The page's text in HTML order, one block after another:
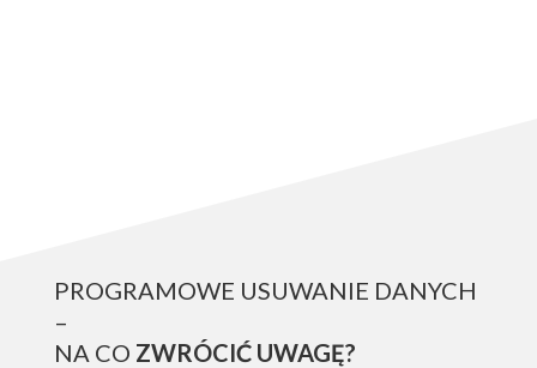
PROGRAMOWE USUWANIE DANYCH
–
NA CO ZWRÓCIĆ UWAGĘ?